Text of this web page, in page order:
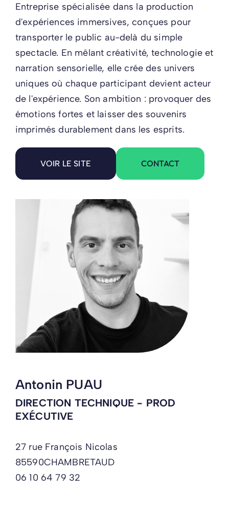
Antonin PUAU
DIRECTION TECHNIQUE - PROD
EXÉCUTIVE
27 rue François Nicolas
85590CHAMBRETAUD
06 10 64 79 32
Entreprise spécialisée dans la production
d'expériences immersives, conçues pour
transporter le public au-delà du simple
spectacle. En mêlant créativité, technologie et
narration sensorielle, elle crée des univers
uniques où chaque participant devient acteur
de l'expérience. Son ambition : provoquer des
émotions fortes et laisser des souvenirs
imprimés durablement dans les esprits.
VOIR LE SITE CONTACT